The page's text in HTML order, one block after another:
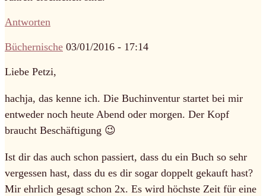
Antworten
Büchernische 03/01/2016 - 17:14
Liebe Petzi,
hachja, das kenne ich. Die Buchinventur startet bei mir
entweder noch heute Abend oder morgen. Der Kopf
braucht Beschäftigung 😉
Ist dir das auch schon passiert, dass du ein Buch so sehr
vergessen hast, dass du es dir sogar doppelt gekauft hast?
Mir ehrlich gesagt schon 2x. Es wird höchste Zeit für eine